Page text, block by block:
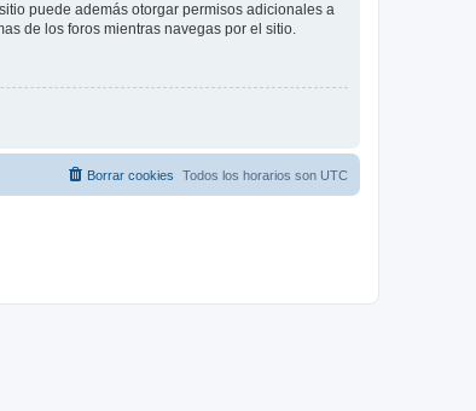
puede además otorgar permisos adicionales a
de los foros mientras navegas por el sitio.
Todos los horarios son UTC
Borrar cookies